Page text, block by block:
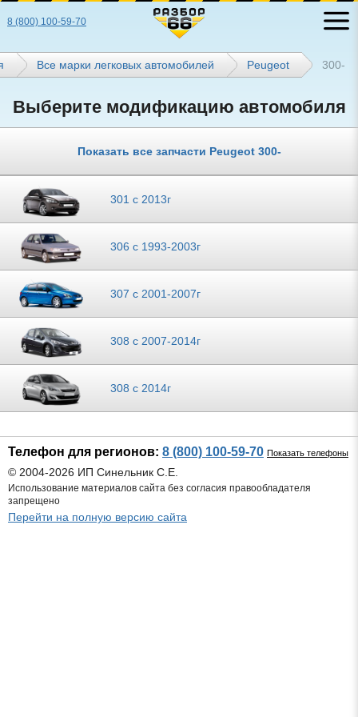
8 (800) 100-59-70
Все марки легковых автомобилей Peugeot 300-
Выберите модификацию автомобиля
Показать все запчасти Peugeot 300-
301 с 2013г
306 с 1993-2003г
307 с 2001-2007г
308 с 2007-2014г
308 с 2014г
Телефон для регионов: 8 (800) 100-59-70 Показать телефоны
© 2004-2026 ИП Синельник С.Е.
Использование материалов сайта без согласия правообладателя
запрещено
Перейти на полную версию сайта